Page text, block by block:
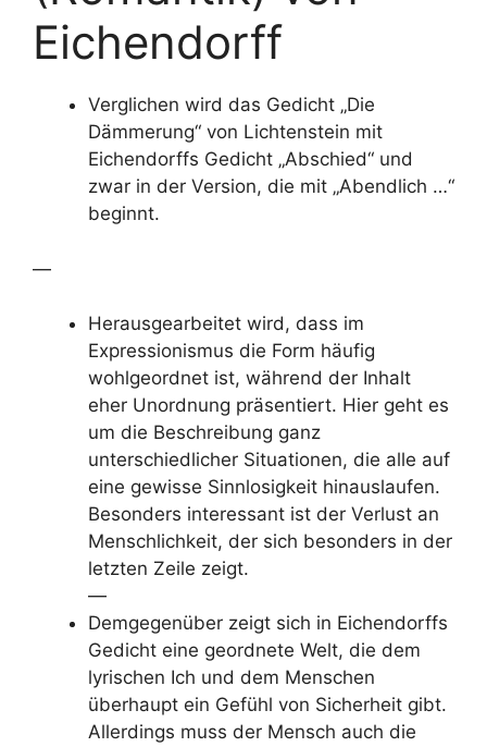
Eichendorff
Verglichen wird das Gedicht „Die
Dämmerung“ von Lichtenstein mit
Eichendorffs Gedicht „Abschied“ und
zwar in der Version, die mit „Abendlich …“
beginnt.
—
Herausgearbeitet wird, dass im
Expressionismus die Form häufig
wohlgeordnet ist, während der Inhalt
eher Unordnung präsentiert. Hier geht es
um die Beschreibung ganz
unterschiedlicher Situationen, die alle auf
eine gewisse Sinnlosigkeit hinauslaufen.
Besonders interessant ist der Verlust an
Menschlichkeit, der sich besonders in der
letzten Zeile zeigt.
—
Demgegenüber zeigt sich in Eichendorffs
Gedicht eine geordnete Welt, die dem
lyrischen Ich und dem Menschen
überhaupt ein Gefühl von Sicherheit gibt.
Allerdings muss der Mensch auch die